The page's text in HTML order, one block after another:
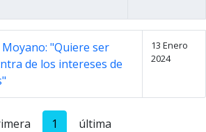
"Quiere ser
de los intereses de
13 Enero
2024
1 última